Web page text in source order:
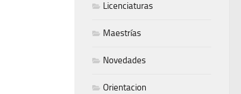
Licenciaturas
Maestrías
Novedades
Orientacion